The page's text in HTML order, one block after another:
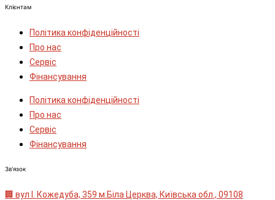
Клієнтам
Політика конфіденційності
Про нас
Сервіс
Фінансування
Політика конфіденційності
Про нас
Сервіс
Фінансування
Зв'язок
🏢 вул І. Кожедуба, 359 м.Біла Церква, Київська обл., 09108